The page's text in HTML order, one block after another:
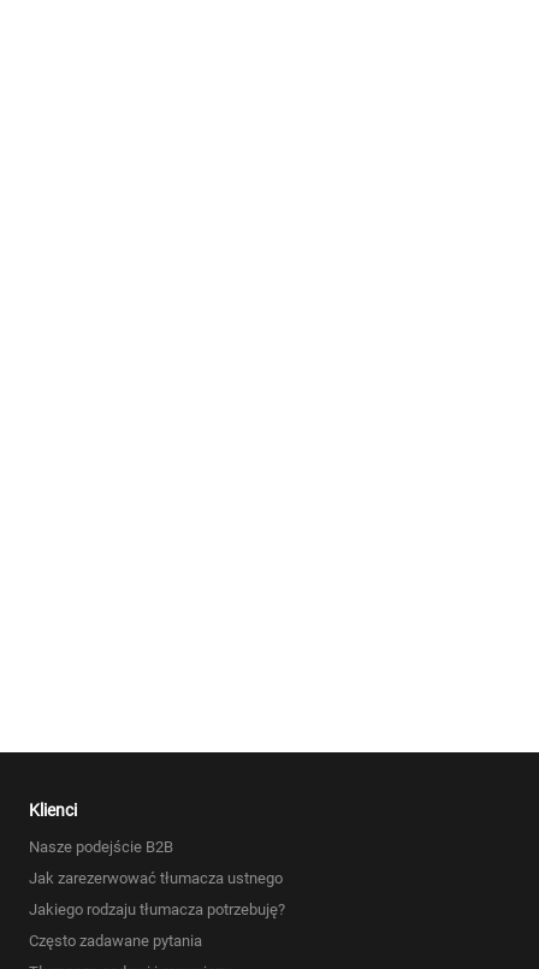
Klienci
Nasze podejście B2B
Jak zarezerwować tłumacza ustnego
Jakiego rodzaju tłumacza potrzebuję?
Często zadawane pytania